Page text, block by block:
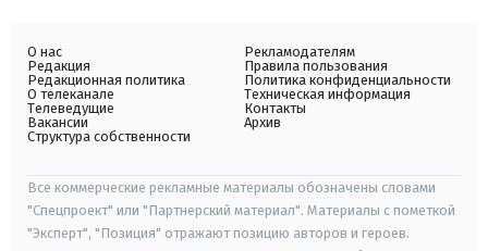
О нас
Редакция
Редакционная политика
О телеканале
Телеведущие
Вакансии
Структура собственности
Рекламодателям
Правила пользования
Политика конфиденциальности
Техническая информация
Контакты
Архив
Все коммерческие рекламные материалы обозначены словами
"Спецпроект" или "Партнерский материал". Материалы с пометкой
"Эксперт", "Позиция" отражают позицию авторов и героев.